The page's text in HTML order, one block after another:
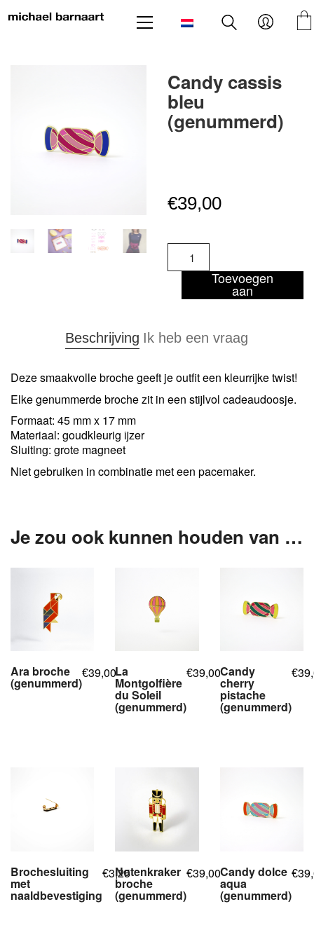
Candy cassis
bleu
(genummerd)
€39,00
cassis
bleu
aantal
Toevoegen
aan
winkelwagen
Beschrijving Ik heb een vraag
Deze smaakvolle broche geeft je outfit een kleurrijke twist!
Elke genummerde broche zit in een stijlvol cadeaudoosje.
Formaat: 45 mm x 17 mm
Materiaal: goudkleurig ijzer
Sluiting: grote magneet
Niet gebruiken in combinatie met een pacemaker.
Je zou ook kunnen houden van …
Ara broche
(genummerd)
€39,00La
Montgolfière
du Soleil
(genummerd)
€39,00Candy
cherry
pistache
(genummerd)
€
Brochesluiting
met
naaldbevestiging
€3,25
Notenkraker
broche
(genummerd)
€39,00Candy dolce
aqua
(genummerd)
€